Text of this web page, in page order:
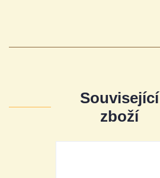
Související
zboží